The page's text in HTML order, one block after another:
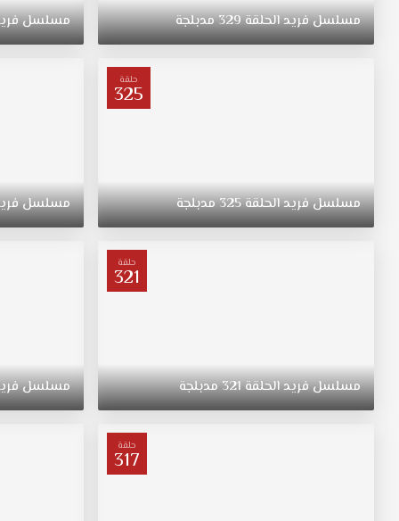
مسلسلفريدالحلقة329مدبلجة مسلسل
حلقة
325
مسلسلفريدالحلقة325مدبلجة مسلسل
حلقة
321
مسلسلفريدالحلقة321مدبلجة مسلسل
حلقة
317